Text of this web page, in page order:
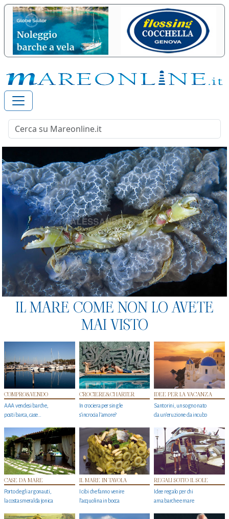
IL MARE COME NON LO AVETE
MAI VISTO
COMPRO&VENDO
AAA vendesi barche,
posti barca, case…
CROCIERE&CHARTER
In crociera per single
s'incrocia l’amore?
IDEE PER LA VACANZA
Santorini, un sogno nato
da un’eruzione da incubo
CASE DA MARE
Porto degli argonauti,
la costa smeralda jonica
IL MARE IN TAVOLA
I cibi che fanno venire
l’acquolina in bocca
REGALI SOTTO IL SOLE
Idee regalo per chi
ama barche e mare